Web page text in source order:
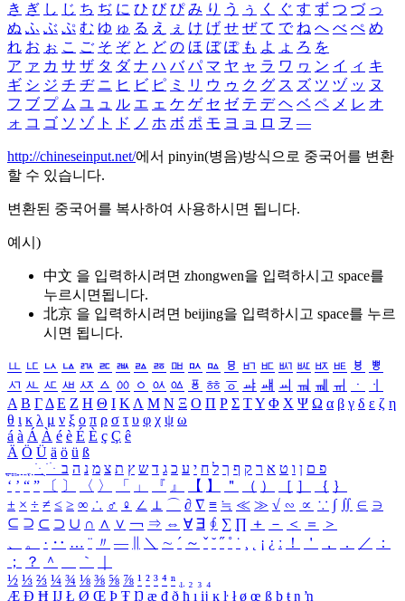
き ぎ し じ ち ぢ に ひ び ぴ み り う ぅ く ぐ す ず つ づ っ
ぬ ふ ぶ ぷ む ゆ ゅ る え ぇ け げ せ ぜ て で ね へ べ ぺ め
れ お ぉ こ ご そ ぞ と ど の ほ ぼ ぽ も よ ょ ろ を
ア ァ カ サ ザ タ ダ ナ ハ バ パ マ ヤ ャ ラ ワ ヮ ン イ ィ キ
ギ シ ジ チ ヂ ニ ヒ ビ ピ ミ リ ウ ゥ ク グ ス ズ ツ ヅ ッ ヌ
フ ブ プ ム ユ ュ ル エ ェ ケ ゲ セ ゼ テ デ ヘ ベ ペ メ レ オ
ォ コ ゴ ソ ゾ ト ド ノ ホ ボ ポ モ ヨ ョ ロ ヲ ―
http://chineseinput.net/에서 pinyin(병음)방식으로 중국어를 변환
할 수 있습니다.
변환된 중국어를 복사하여 사용하시면 됩니다.
예시)
中文 을 입력하시려면 zhongwen을 입력하시고 space를
누르시면됩니다.
北京 을 입력하시려면 beijing을 입력하시고 space를 누르
시면 됩니다.
ㅥ ㅦ ㅧ ㅨ ㅩ ㅪ ㅫ ㅬ ㅭ ㅮ ㅯ ㅰ ㅱ ㅲ ㅳ ㅴ ㅵ ㅶ ㅷ ㅸ
ㅹ
ㅺ ㅻ ㅼ ㅽ ㅾ ㅿ ㆀ ㆁ ㆂ ㆃ ㆄ ㆅ ㆆ ㆇ ㆈ ㆉ ㆊ ㆋ ㆌ ㆍ
ㆎ
Α Β ΓΔ Ε Ζ Η Θ Ι ΚΛ Μ Ν Ξ Ο Π Ρ Σ ΤΥ Φ Χ Ψ Ω α β γ δ ε ζ η
θ ι κ λ μ ν ξ ο π ρ σ τ υ φ χ ψ ω
á à Á À é è É È ç Ç ê
Ä Ö Ü ä ö ü ß
ִֶֹ ֻּ ׁׂ פ ם ן ו ט א ר ק ף ך ל ח י ע כ ג ד ש ץ ת צ מ נ ה ב
‘ ’ “ ” 〔 〕 〈 〉 「 」 『 』 【 】 ＂ （ ） ［ ］ ｛ ｝
± × ÷ ≠ ≤ ≥ ∞ ∴ ♂ ♀ ∠ ⊥ ⌒ ∂ ∇ ≡ ≒ ≪ ≫ √ ∽ ∝ ∵ ∫ ∬ ∈ ∋
⊆ ⊇ ⊂ ⊃ ∪ ∩ ∧ ∨ ￢ ⇒ ⇔ ∀ ∃ ∮ ∑ ∏ ＋ － ＜ ＝
＞
、
。 · ‥ … ¨ 〃 ― ＼ ∼ ´ ～ ˇ ˘ ˝ ˚ ˙ ¸ ¡ ¿ ː ！ ＇ ， ． ／
：
；
？ ＾ ｀
½ ⅓ ⅔ ¼ ¾ ⅛ ⅜ ⅝ ⅞ ¹ ² ³ ⁴ ⁿ ₁ ₂ ₃ ₄
Æ Ð Ħ Ĳ Ł Ø Œ Þ Ŧ Ŋ æ đ ð ħ ı ĳ ĸ ŀ ł ø œ ß þ ŧ ŋ ŉ